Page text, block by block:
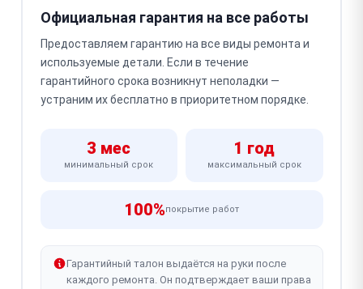
Официальная гарантия на все работы
Предоставляем гарантию на все виды ремонта и
используемые детали. Если в течение
гарантийного срока возникнут неполадки —
устраним их бесплатно в приоритетном порядке.
3 мес
минимальный срок
1 год
максимальный срок
100%покрытие работ
Гарантийный талон выдаётся на руки после
каждого ремонта. Он подтверждает ваши права